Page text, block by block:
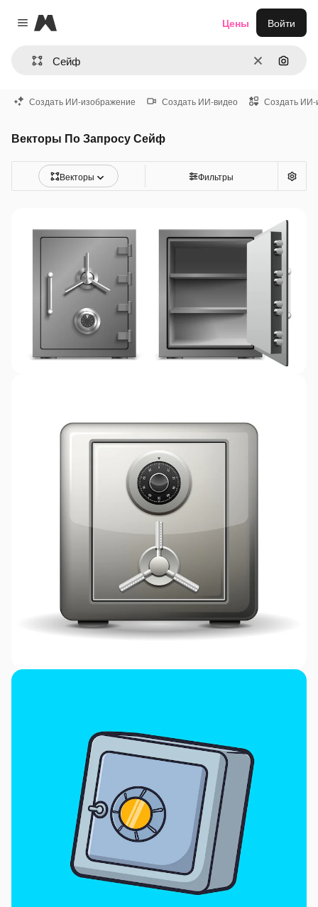
Close menu
Magnific
ОчиститьПоиск
Цены Войти
Создать ИИ-изображение Создать ИИ-видео Создать ИИ-
Векторы По Запросу Сейф
Векторы Фильтры